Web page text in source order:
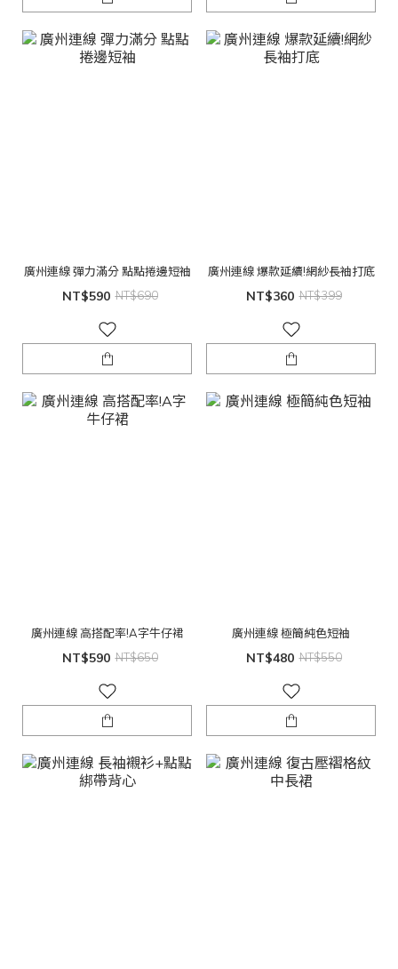
廣州連線 彈力滿分 點點捲邊短袖
NT$590 NT$690
廣州連線 爆款延續!網紗長袖打底
NT$360 NT$399
廣州連線 高搭配率!A字牛仔裙
NT$590 NT$650
廣州連線 極簡純色短袖
NT$480 NT$550